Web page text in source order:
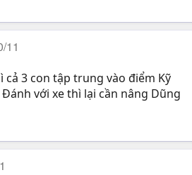
11
cả 3 con tập trung vào điểm Kỹ
với xe thì lại cần nâng Dũng